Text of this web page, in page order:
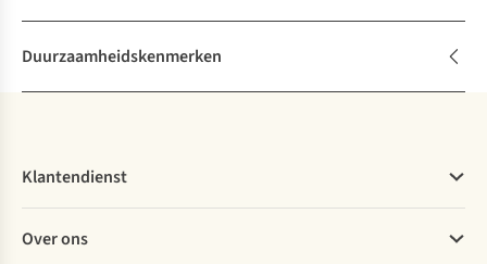
Duurzaamheidskenmerken
Klantendienst
Bestellen
Over ons